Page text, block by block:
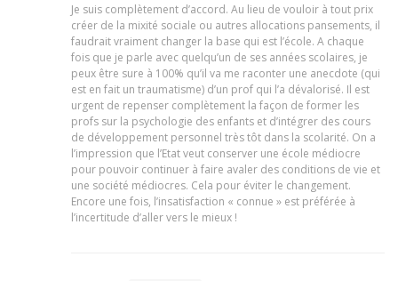
Je suis complètement d’accord. Au lieu de vouloir à tout prix
créer de la mixité sociale ou autres allocations pansements, il
faudrait vraiment changer la base qui est l’école. A chaque
fois que je parle avec quelqu’un de ses années scolaires, je
peux être sure à 100% qu’il va me raconter une anecdote (qui
est en fait un traumatisme) d’un prof qui l’a dévalorisé. Il est
urgent de repenser complètement la façon de former les
profs sur la psychologie des enfants et d’intégrer des cours
de développement personnel très tôt dans la scolarité. On a
l’impression que l’Etat veut conserver une école médiocre
pour pouvoir continuer à faire avaler des conditions de vie et
une société médiocres. Cela pour éviter le changement.
Encore une fois, l’insatisfaction « connue » est préférée à
l’incertitude d’aller vers le mieux !